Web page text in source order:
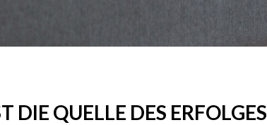
QUELLE DES ERFOLGES